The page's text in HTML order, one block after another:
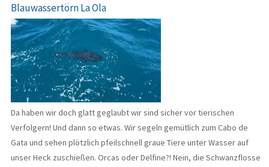
Blauwassertörn La Ola
Da haben wir doch glatt geglaubt wir sind sicher vor tierischen
Verfolgern! Und dann so etwas. Wir segeln gemütlich zum Cabo de
Gata und sehen plötzlich pfeilschnell graue Tiere unter Wasser auf
unser Heck zuschießen. Orcas oder Delfine?! Nein, die Schwanzflosse